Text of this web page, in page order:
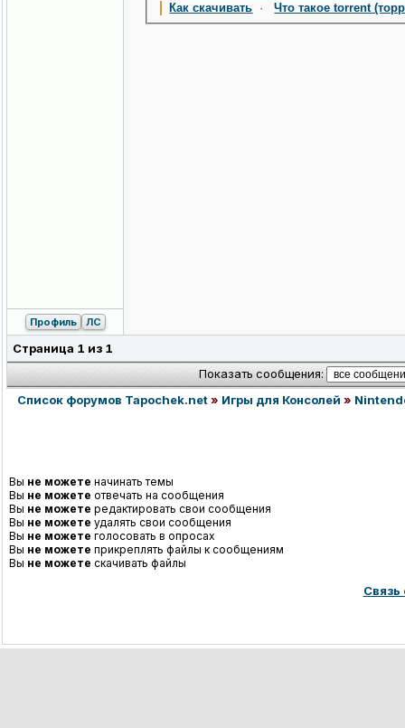
Как скачивать ·Что такое torrent
Профиль ЛС
Страница 1 из 1
Показать сообщения:
Список форумов Tapochek.net» Игры для Консолей »
Вы не можете начинать темы
Вы не можете отвечать на сообщения
Вы не можете редактировать свои сообщения
Вы не можете удалять свои сообщения
Вы не можете голосовать в опросах
Вы не можете прикреплять файлы к сообщениям
Вы не можете скачивать файлы